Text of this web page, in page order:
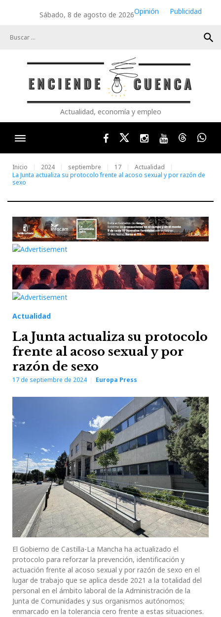
Sábado, 8 de agosto de 2026Opinión
Publicidad
search
Actualidad, economía y empleo
FacebookTwitterInstagram
YoutubeThreads
Inicio 2024 septiembre 17
Actualidad
La Junta actualiza su protocolo frente al acoso sexual y por razón de
sexo
Actualidad
La Junta actualiza su protocolo
frente al acoso sexual y por
razón de sexo
17 de septiembre de 2024 Europa Press
El Gobierno de Castilla-La Mancha ha actualizado el
protocolo para reforzar la prevención, identificación y
actuación frente al acoso sexual y por razón de sexo en el
lugar de trabajo que se aplica desde 2021 a la totalidad del
personal en el ámbito laboral de la Administración de la
Junta de Comunidades y sus organismos autónomos;
enmarcado en la tolerancia cero frente a estas situaciones.